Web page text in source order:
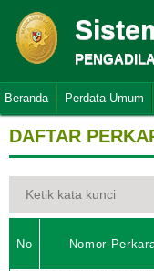
Beranda Perdata Umum
DAFTAR
No Nomor